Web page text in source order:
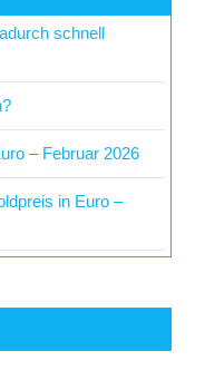
schnell
– Februar 2026
in Euro –